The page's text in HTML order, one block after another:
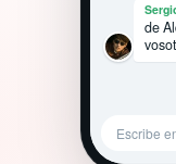
de
Escribe